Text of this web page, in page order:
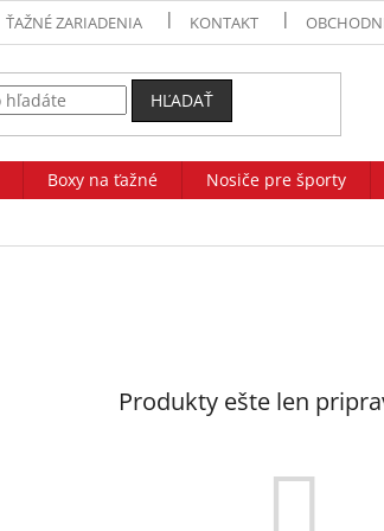
ŤAŽNÉ ZARIADENIA KONTAKT
HĽADAŤ
Boxy na ťažné Nosiče pre športy
Produkty ešte len